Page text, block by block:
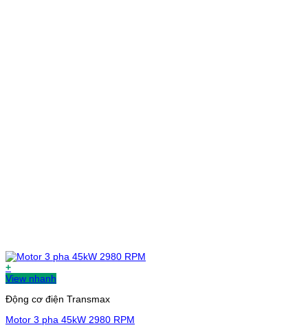
+
View nhanh
Động cơ điện Transmax
Motor 3 pha 45kW 2980 RPM